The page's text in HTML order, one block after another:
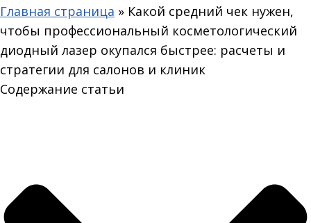
Главная страница » Какой средний чек нужен,
чтобы профессиональный косметологический
диодный лазер окупался быстрее: расчеты и
стратегии для салонов и клиник
Содержание статьи